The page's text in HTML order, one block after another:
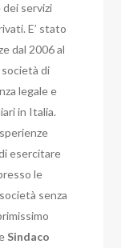
servizi
E’ stato
dal 2006 al
di
legale e
in Italia.
esercitare
le
senza
Sindaco